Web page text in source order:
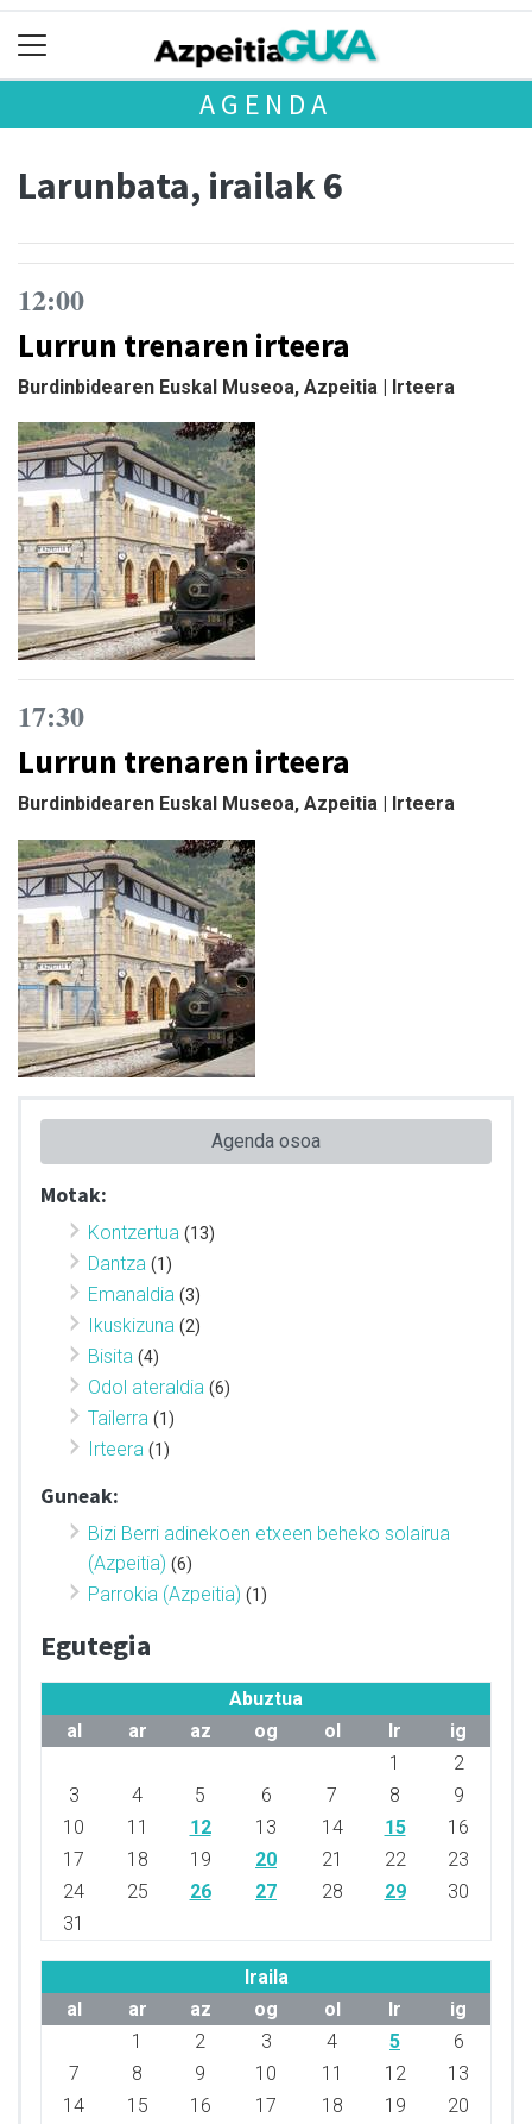
AGENDA
Larunbata, irailak 6
12:00
Lurrun trenaren irteera
Burdinbidearen Euskal Museoa, Azpeitia | Irteera
17:30
Lurrun trenaren irteera
Burdinbidearen Euskal Museoa, Azpeitia | Irteera
Agenda osoa
Motak:
Kontzertua (13)
Dantza (1)
Emanaldia (3)
Ikuskizuna (2)
Bisita (4)
Odol ateraldia (6)
Tailerra (1)
Irteera (1)
Guneak:
Bizi Berri adinekoen etxeen beheko solairua
(Azpeitia) (6)
Parrokia (Azpeitia) (1)
Egutegia
Abuztua
al
ar az og ol lr
ig
1
2
3
4 5 6 7 8
9
10
11 12 13 14 15
16
17
18 19 20 21 22
23
24
25 26 27 28 29
30
31
Iraila
al
ar az og ol lr
ig
1
2 3 4 5
6
7
8 9 10 11 12
13
14
15 16 17 18 19
20